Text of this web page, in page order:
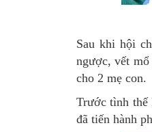
Sau khi hội
ngược, vết
cho 2 mẹ con.
Trước tình thế
đã tiến hành